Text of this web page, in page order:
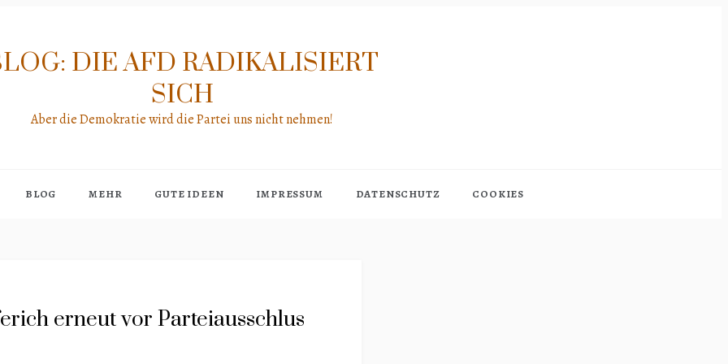
DIE AFD RADIKALISIERT
SICH
Aber die Demokratie wird die Partei uns nicht nehmen!
BLOG MEHR GUTE IDEEN IMPRESSUM DATENSCHUTZ COOKIES
erneut vor Parteiausschlus